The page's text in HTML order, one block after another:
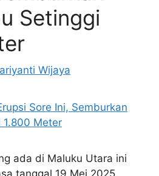
Setinggi
Wijaya
ada di Maluku Utara ini